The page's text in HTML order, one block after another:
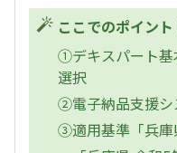
ここでのポイント
①デキスパート基
選択
②電子納品支援シ
③適用基準「兵庫